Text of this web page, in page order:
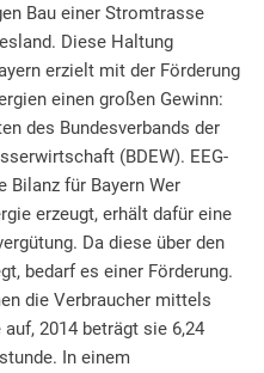
Bau einer Stromtrasse
Diese Haltung
erzielt mit der Förderung
einen großen Gewinn:
des Bundesverbands der
(BDEW). EEG-
Bilanz für Bayern Wer
erzeugt, erhält dafür eine
Da diese über den
bedarf es einer Förderung.
die Verbraucher mittels
auf, 2014 beträgt sie 6,24
In einem